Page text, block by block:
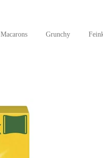
Macarons Grunchy